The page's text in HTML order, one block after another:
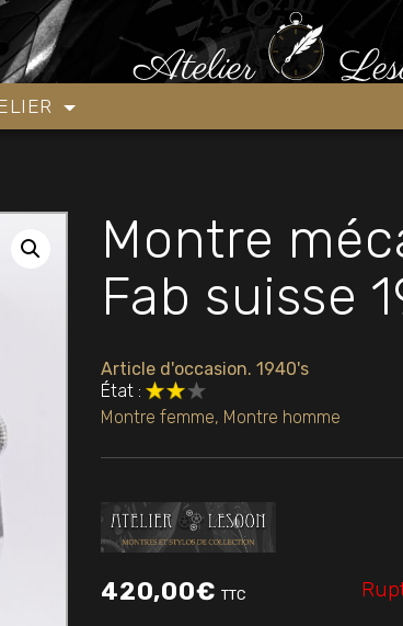
WYLER ECO Fab suisse 1940’s
Montre
Fab suisse
Article d'occasion. 1940's
État :
Montre femme, Montre homme
420,00€ TTC